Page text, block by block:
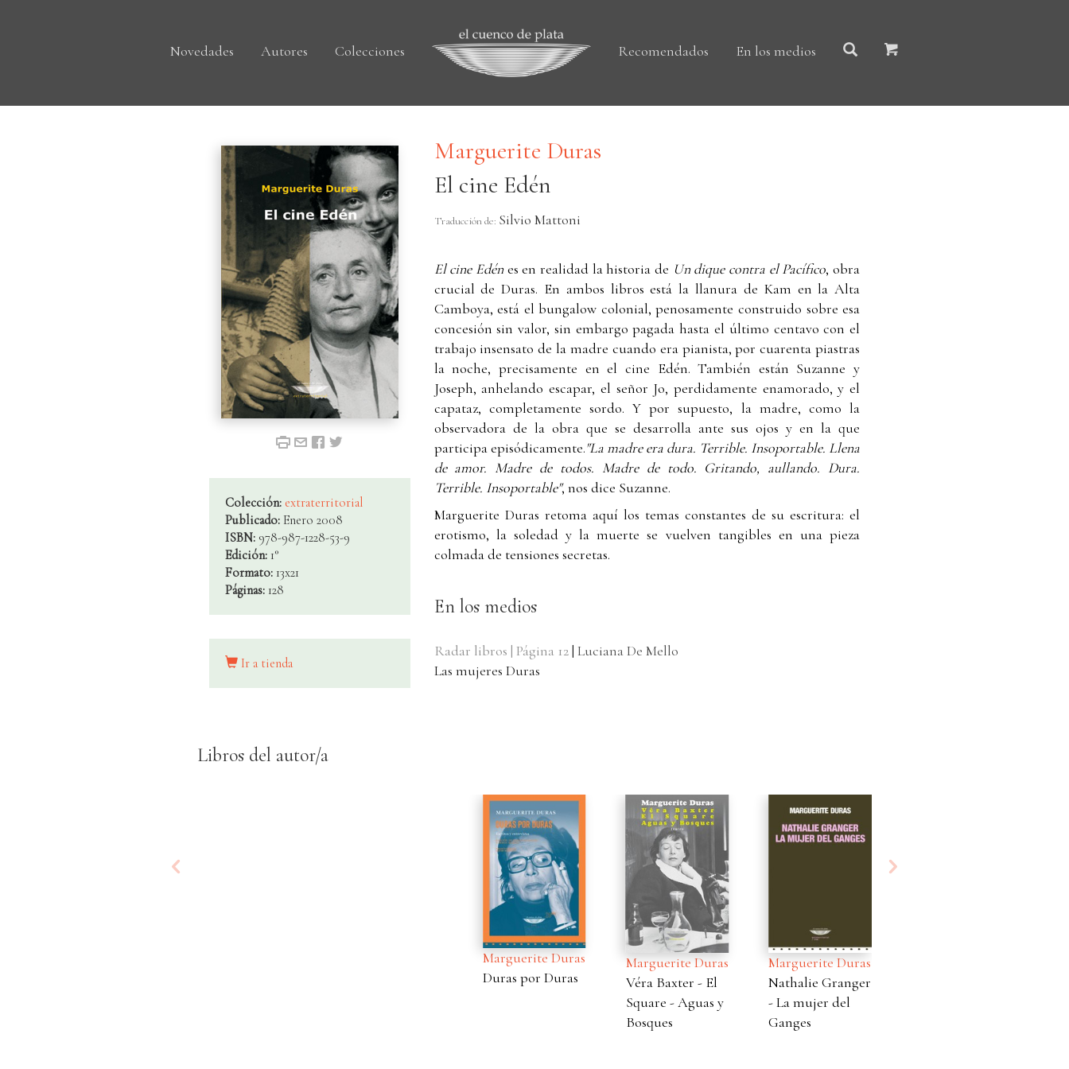
Novedades Autores Colecciones Recomendados En los medios
Colección: extraterritorial
Publicado: Enero 2008
ISBN: 978-987-1228-53-9
Edición: 1°
Formato: 13x21
Páginas: 128
Ir a tienda
Marguerite Duras
El cine Edén
Traducción de: Silvio Mattoni
El cine Edénes en realidad la historia de Un dique contra el Pacífico, obra
crucial de Duras. En ambos libros está la llanura de Kam en la Alta
Camboya, está el bungalow colonial, penosamente construido sobre esa
concesión sin valor, sin embargo pagada hasta el último centavo con el
trabajo insensato de la madre cuando era pianista, por cuarenta piastras
la noche, precisamente en el cine Edén. También están Suzanne y
Joseph, anhelando escapar, el señor Jo, perdidamente enamorado, y el
capataz, completamente sordo. Y por supuesto, la madre, como la
observadora de la obra que se desarrolla ante sus ojos y en la que
participa episódicamente."La madre era dura. Terrible. Insoportable. Llena
de amor. Madre de todos. Madre de todo. Gritando, aullando. Dura.
Terrible. Insoportable", nos dice Suzanne.
Marguerite Duras retoma aquí los temas constantes de su escritura: el
erotismo, la soledad y la muerte se vuelven tangibles en una pieza
colmada de tensiones secretas.
En los medios
Radar libros | Página 12| Luciana De Mello
Las mujeres Duras
Libros del autor/a
Marguerite Duras
Duras por Duras
Marguerite Duras
Véra Baxter - El
Square - Aguas y
Bosques
Marguerite Duras
Nathalie Granger
- La mujer del
Ganges